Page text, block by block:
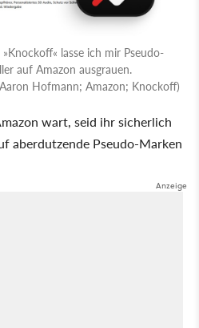
lasse ich mir Pseudo-
auf Amazon ausgrauen.
Hofmann; Amazon; Knockoff)
wart, seid ihr sicherlich
aberdutzende Pseudo-Marken